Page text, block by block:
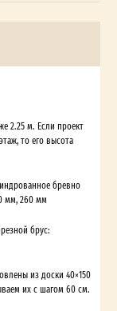
2.25 м. Если проект
то его высота
бревно
мм, 260 мм
брус:
из доски 40×150
их с шагом 60 см.